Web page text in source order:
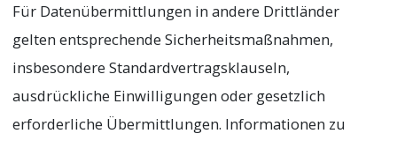
Für Datenübermittlungen in andere Drittländer
gelten entsprechende Sicherheitsmaßnahmen,
insbesondere Standardvertragsklauseln,
ausdrückliche Einwilligungen oder gesetzlich
erforderliche Übermittlungen. Informationen zu